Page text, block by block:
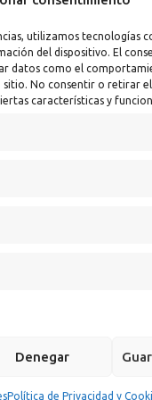
utilizamos tecnologías
del dispositivo. El
datos como el
sitio. No consentir o retirar
características y
Denegar
Política de Privacidad y
y Exterior PREMIUM